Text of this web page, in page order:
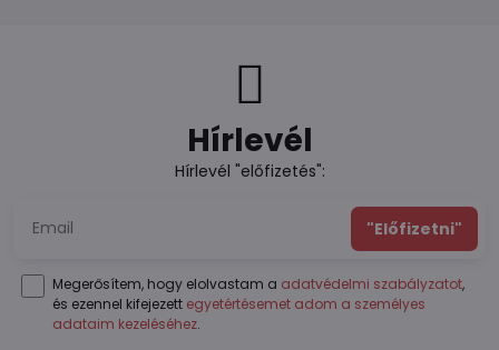
Hírlevél
Hírlevél "előfizetés":
"Előfizetni"
Megerősítem, hogy elolvastam a adatvédelmi szabályzatot,
és ezennel kifejezett egyetértésemet adom a személyes
adataim kezeléséhez.